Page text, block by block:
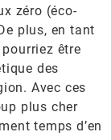
zéro (éco-
plus, en tant
être
des
Avec ces
plus cher
temps d’en